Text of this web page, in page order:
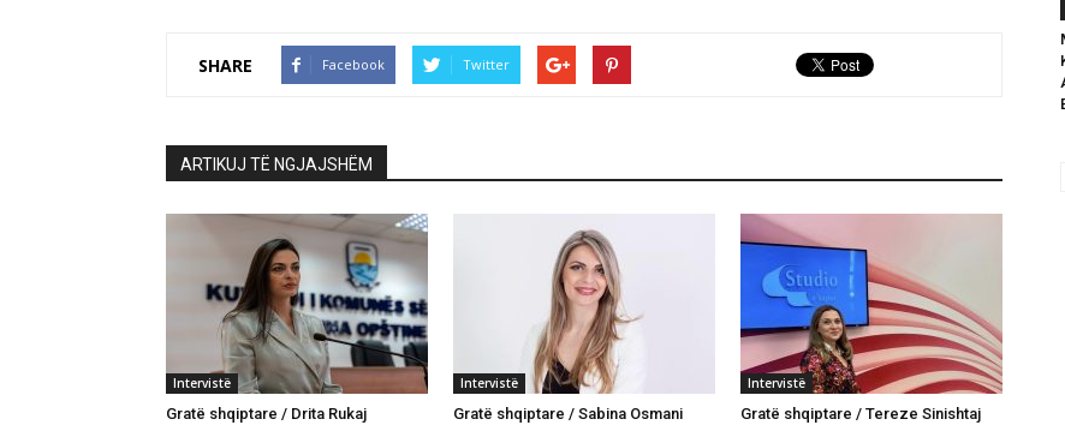
SHARE Facebook Twitter
ARTIKUJ TË NGJAJSHËM
Intervistë
Gratë shqiptare / Drita Rukaj
Intervistë
Gratë shqiptare / Sabina Osmani
Intervistë
Gratë shqiptare / Tereze Sinishtaj